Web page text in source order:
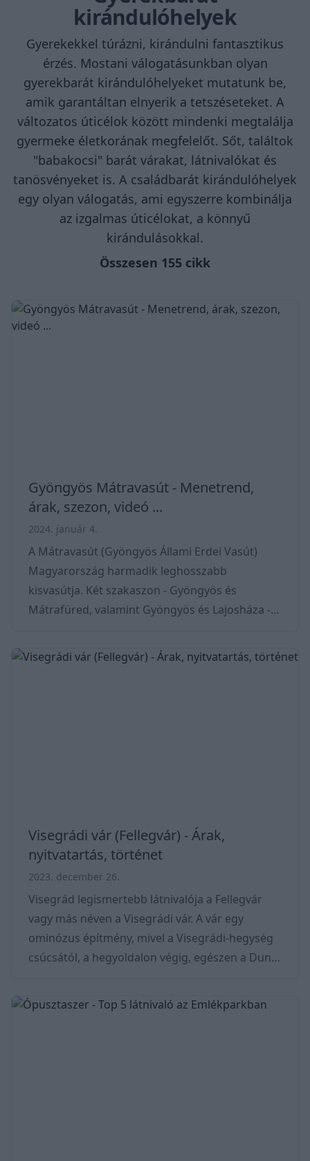
kirándulóhelyek
Gyerekekkel túrázni, kirándulni fantasztikus
érzés. Mostani válogatásunkban olyan
gyerekbarát kirándulóhelyeket mutatunk be,
amik garantáltan elnyerik a tetszéseteket. A
változatos úticélok között mindenki megtalálja
gyermeke életkorának megfelelőt. Sőt, találtok
"babakocsi" barát várakat, látnivalókat és
tanösvényeket is. A családbarát kirándulóhelyek
egy olyan válogatás, ami egyszerre kombinálja
az izgalmas úticélokat, a könnyű
kirándulásokkal.
Összesen 155 cikk
Gyöngyös Mátravasút - Menetrend,
árak, szezon, videó ...
2024. január 4.
A Mátravasút (Gyöngyös Állami Erdei Vasút)
Magyarország harmadik leghosszabb
kisvasútja. Két szakaszon - Gyöngyös és
Mátrafüred, valamint Gyöngyös és Lajosháza -
a végállomásokat is korszerűsítették növekvő
népszerűsége miatt. Áttekintés * Építése: 1906-
Visegrádi vár (Fellegvár) - Árak,
nyitvatartás, történet
2023. december 26.
Visegrád legismertebb látnivalója a Fellegvár
vagy más néven a Visegrádi vár. A vár egy
ominózus építmény, mivel a Visegrádi-hegység
csúcsától, a hegyoldalon végig, egészen a Duna
a történelem során hosszú ideig jelentős
szerepet töltött be a háborúk és hadjáratok